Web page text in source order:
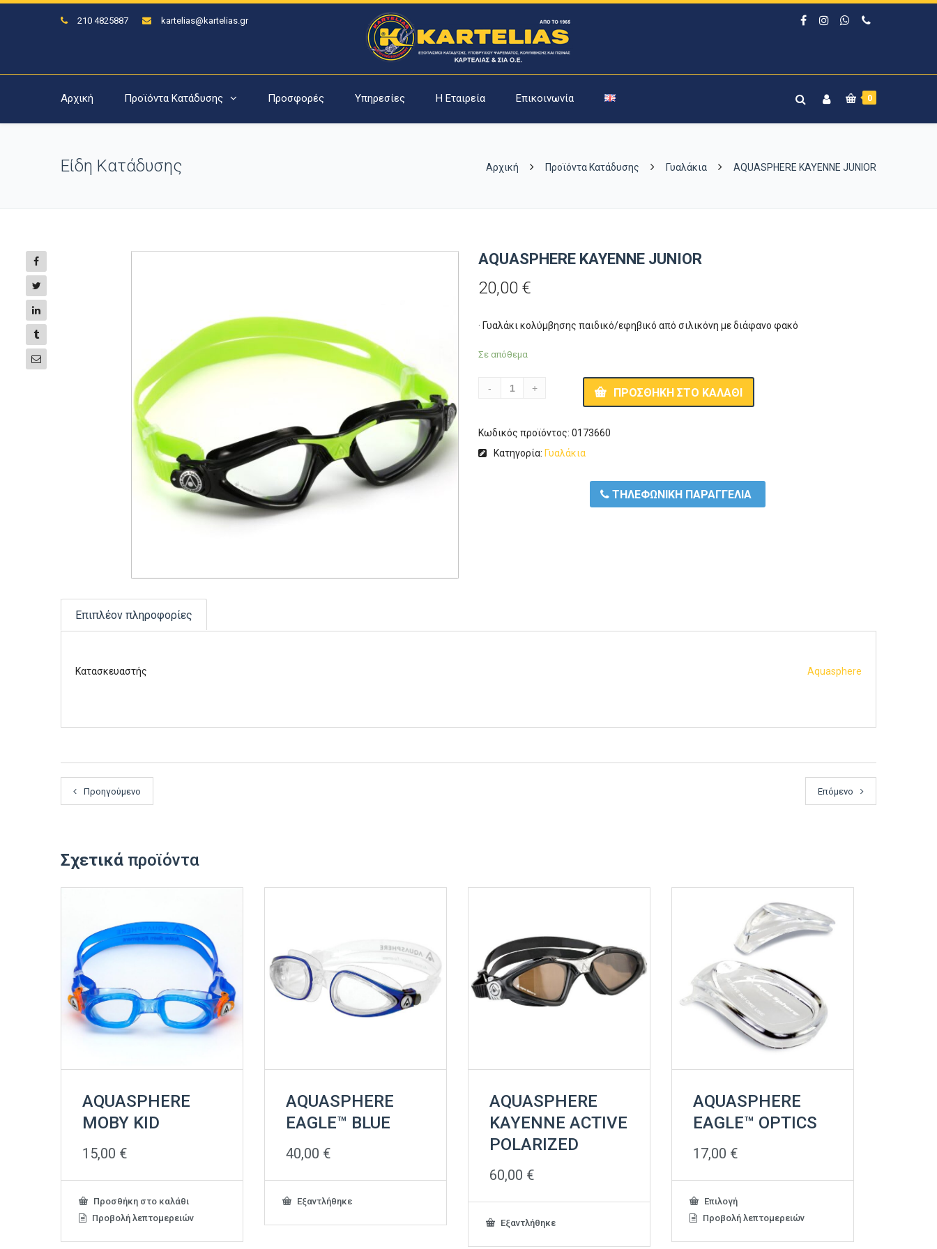
210 4825887 kartelias@kartelias.gr
0
Αρχική Προϊόντα Κατάδυσης Προσφορές Υπηρεσίες Η Εταιρεία Επικοινωνία
Είδη Κατάδυσης Αρχική Προϊόντα Κατάδυσης Γυαλάκια AQUASPHERE KAYENNE JUNIOR
AQUASPHERE KAYENNE JUNIOR
20,00€
· Γυαλάκι κολύμβησης παιδικό/εφηβικό από σιλικόνη με διάφανο φακό
Σε απόθεμα
ΠΡΟΣΘΉΚΗ ΣΤΟ ΚΑΛΆΘΙ
Κωδικός προϊόντος:0173660
Κατηγορία: Γυαλάκια
ΤΗΛΕΦΩΝΙΚΗ ΠΑΡΑΓΓΕΛΙΑ
Επιπλέον πληροφορίες
Κατασκευαστής Aquasphere
Προηγούμενο Επόμενο
Σχετικά προϊόντα
AQUASPHERE
MOBY KID
15,00 €
Προσθήκη στο καλάθι
Προβολή λεπτομερειών
AQUASPHERE
EAGLE™ BLUE
40,00 €
Εξαντλήθηκε
AQUASPHERE
KAYENNE ACTIVE
POLARIZED
60,00 €
Εξαντλήθηκε
AQUASPHERE
EAGLE™ OPTICS
17,00 €
ΕπιλογήΑυτό
το
προϊόν
έχει
Προβολή λεπτομερειών